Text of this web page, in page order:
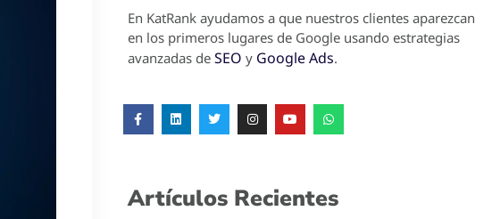
En KatRank ayudamos a que nuestros clientes aparezcan
en los primeros lugares de Google usando estrategias
avanzadas de SEO y Google Ads.
Artículos Recientes